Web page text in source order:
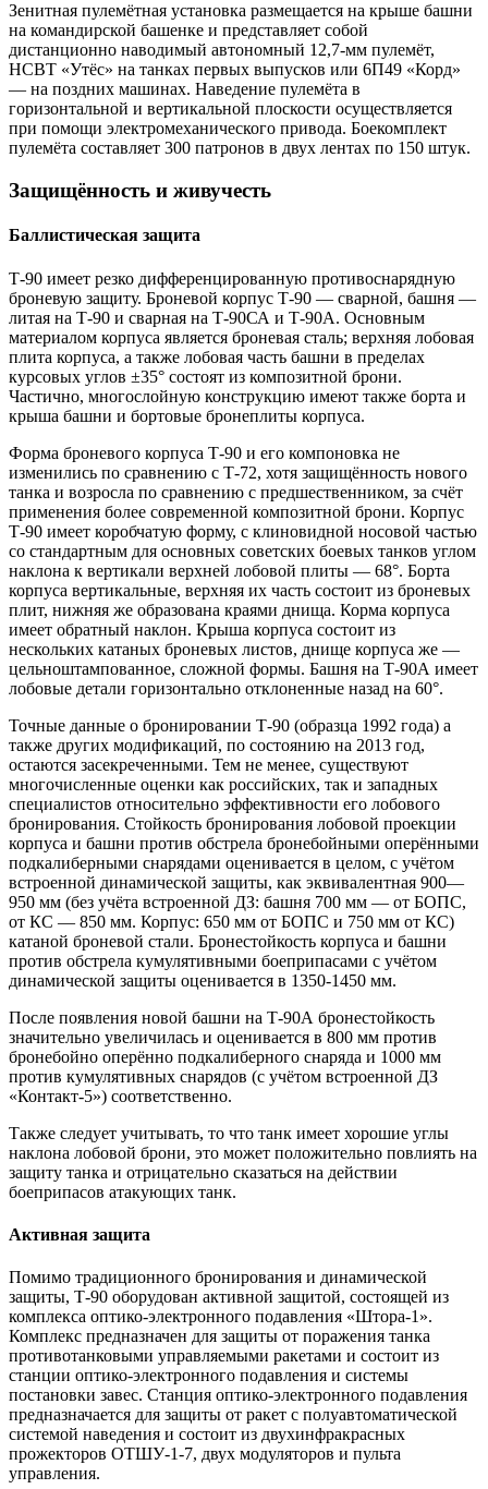
Зенитная пулемётная установка размещается на крыше башни
на командирской башенке и представляет собой
дистанционно наводимый автономный 12,7-мм пулемёт,
НСВТ «Утёс» на танках первых выпусков или 6П49 «Корд»
— на поздних машинах. Наведение пулемёта в
горизонтальной и вертикальной плоскости осуществляется
при помощи электромеханического привода. Боекомплект
пулемёта составляет 300 патронов в двух лентах по 150 штук.
Защищённость и живучесть
Баллистическая защита
Т-90 имеет резко дифференцированную противоснарядную
броневую защиту. Броневой корпус Т-90 — сварной, башня —
литая на Т-90 и сварная на Т-90СА и Т-90А. Основным
материалом корпуса является броневая сталь; верхняя лобовая
плита корпуса, а также лобовая часть башни в пределах
курсовых углов ±35° состоят из композитной брони.
Частично, многослойную конструкцию имеют также борта и
крыша башни и бортовые бронеплиты корпуса.
Форма броневого корпуса Т-90 и его компоновка не
изменились по сравнению с Т-72, хотя защищённость нового
танка и возросла по сравнению с предшественником, за счёт
применения более современной композитной брони. Корпус
Т-90 имеет коробчатую форму, с клиновидной носовой частью
со стандартным для основных советских боевых танков углом
наклона к вертикали верхней лобовой плиты — 68°. Борта
корпуса вертикальные, верхняя их часть состоит из броневых
плит, нижняя же образована краями днища. Корма корпуса
имеет обратный наклон. Крыша корпуса состоит из
нескольких катаных броневых листов, днище корпуса же —
цельноштампованное, сложной формы. Башня на Т-90А имеет
лобовые детали горизонтально отклоненные назад на 60°.
Точные данные о бронировании Т-90 (образца 1992 года) а
также других модификаций, по состоянию на 2013 год,
остаются засекреченными. Тем не менее, существуют
многочисленные оценки как российских, так и западных
специалистов относительно эффективности его лобового
бронирования. Стойкость бронирования лобовой проекции
корпуса и башни против обстрела бронебойными оперёнными
подкалиберными снарядами оценивается в целом, с учётом
встроенной динамической защиты, как эквивалентная 900—
950 мм (без учёта встроенной ДЗ: башня 700 мм — от БОПС,
от КС — 850 мм. Корпус: 650 мм от БОПС и 750 мм от КС)
катаной броневой стали. Бронестойкость корпуса и башни
против обстрела кумулятивными боеприпасами с учётом
динамической защиты оценивается в 1350-1450 мм.
После появления новой башни на Т-90А бронестойкость
значительно увеличилась и оценивается в 800 мм против
бронебойно оперённо подкалиберного снаряда и 1000 мм
против кумулятивных снарядов (с учётом встроенной ДЗ
«Контакт-5») соответственно.
Также следует учитывать, то что танк имеет хорошие углы
наклона лобовой брони, это может положительно повлиять на
защиту танка и отрицательно сказаться на действии
боеприпасов атакующих танк.
Активная защита
Помимо традиционного бронирования и динамической
защиты, Т-90 оборудован активной защитой, состоящей из
комплекса оптико-электронного подавления «Штора-1».
Комплекс предназначен для защиты от поражения танка
противотанковыми управляемыми ракетами и состоит из
станции оптико-электронного подавления и системы
постановки завес. Станция оптико-электронного подавления
предназначается для защиты от ракет с полуавтоматической
системой наведения и состоит из двухинфракрасных
прожекторов ОТШУ-1-7, двух модуляторов и пульта
управления.